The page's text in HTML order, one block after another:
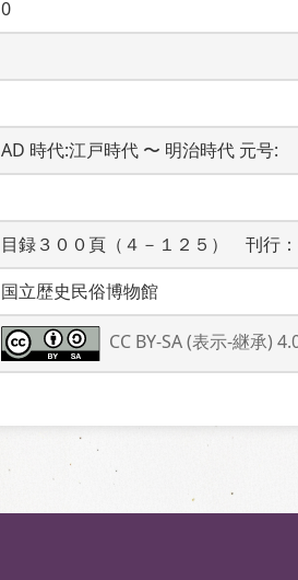
0
AD 時代:江戸時代 〜 明治時代 元号:
目録３００頁（４－１２５）　刊行
国立歴史民俗博物館
CC BY-SA (表示-継承)